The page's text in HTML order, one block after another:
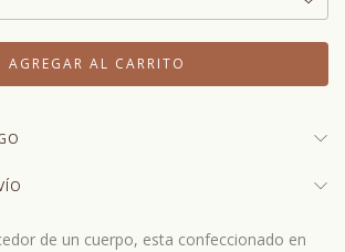
de un cuerpo, esta confeccionado en